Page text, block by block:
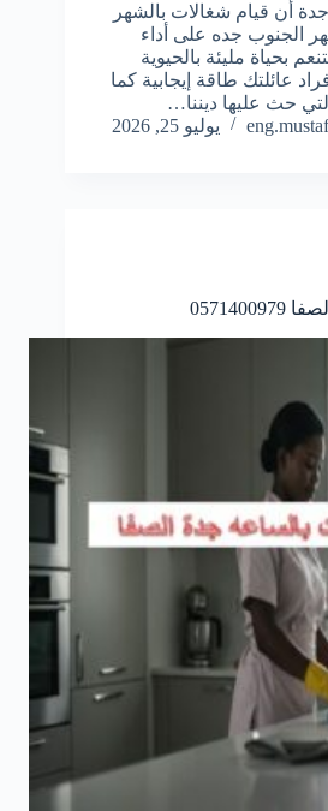
أن قيام شغالات بالشهر
الجنوب جده على أداء
بحياة مليئة بالحيوية
عائلتك طاقة إيجابية كما
حث عليها ديننا…
يوليو 25, 2026